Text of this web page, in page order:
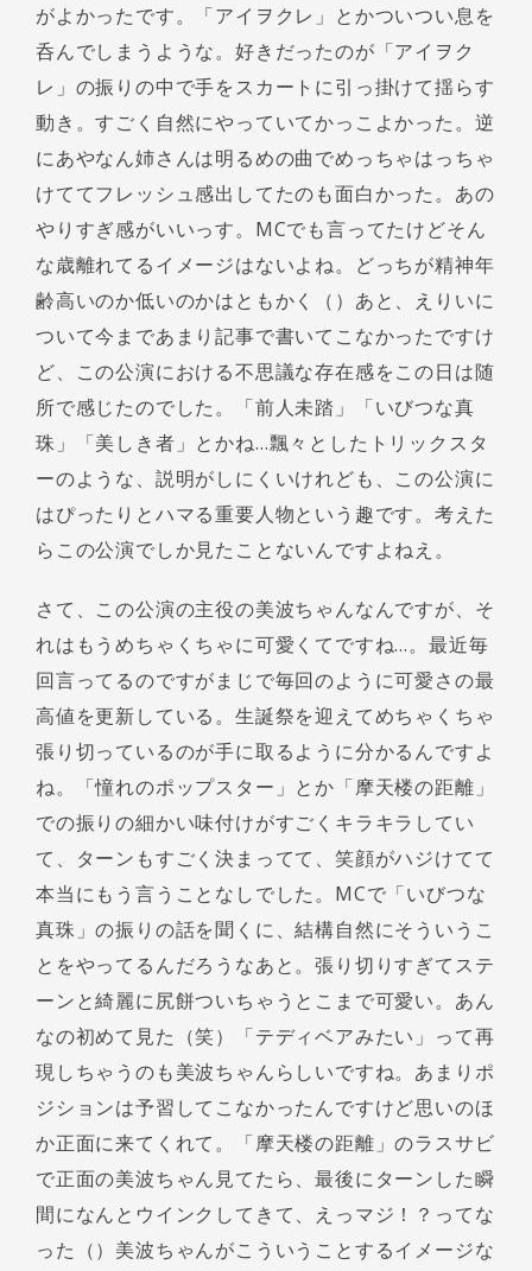
がよかったです。「アイヲクレ」とかついつい息を
呑んでしまうような。好きだったのが「アイヲク
レ」の振りの中で手をスカートに引っ掛けて揺らす
動き。すごく自然にやっていてかっこよかった。逆
にあやなん姉さんは明るめの曲でめっちゃはっちゃ
けててフレッシュ感出してたのも面白かった。あの
やりすぎ感がいいっす。MCでも言ってたけどそん
な歳離れてるイメージはないよね。どっちが精神年
齢高いのか低いのかはともかく（）あと、えりいに
ついて今まであまり記事で書いてこなかったですけ
ど、この公演における不思議な存在感をこの日は随
所で感じたのでした。「前人未踏」「いびつな真
珠」「美しき者」とかね…飄々としたトリックスタ
ーのような、説明がしにくいけれども、この公演に
はぴったりとハマる重要人物という趣です。考えた
らこの公演でしか見たことないんですよねえ。
さて、この公演の主役の美波ちゃんなんですが、そ
れはもうめちゃくちゃに可愛くてですね…。最近毎
回言ってるのですがまじで毎回のように可愛さの最
高値を更新している。生誕祭を迎えてめちゃくちゃ
張り切っているのが手に取るように分かるんですよ
ね。「憧れのポップスター」とか「摩天楼の距離」
での振りの細かい味付けがすごくキラキラしてい
て、ターンもすごく決まってて、笑顔がハジけてて
本当にもう言うことなしでした。MCで「いびつな
真珠」の振りの話を聞くに、結構自然にそういうこ
とをやってるんだろうなあと。張り切りすぎてステ
ーンと綺麗に尻餅ついちゃうとこまで可愛い。あん
なの初めて見た（笑）「テディベアみたい」って再
現しちゃうのも美波ちゃんらしいですね。あまりポ
ジションは予習してこなかったんですけど思いのほ
か正面に来てくれて。「摩天楼の距離」のラスサビ
で正面の美波ちゃん見てたら、最後にターンした瞬
間になんとウインクしてきて、えっマジ！？ってな
った（）美波ちゃんがこういうことするイメージな